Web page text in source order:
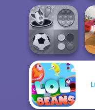
Super Hero
Driving School
Mind Games for
2-3-4 Player